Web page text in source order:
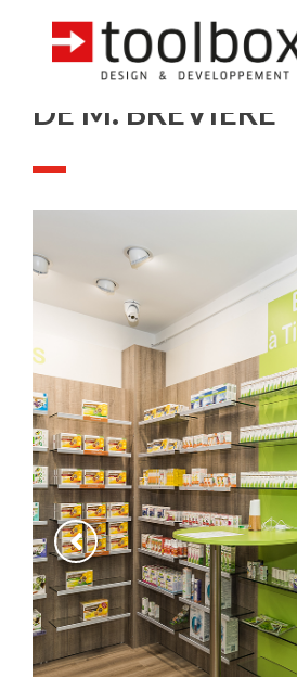
LA NOUVELLE
DE M. BREVIERE